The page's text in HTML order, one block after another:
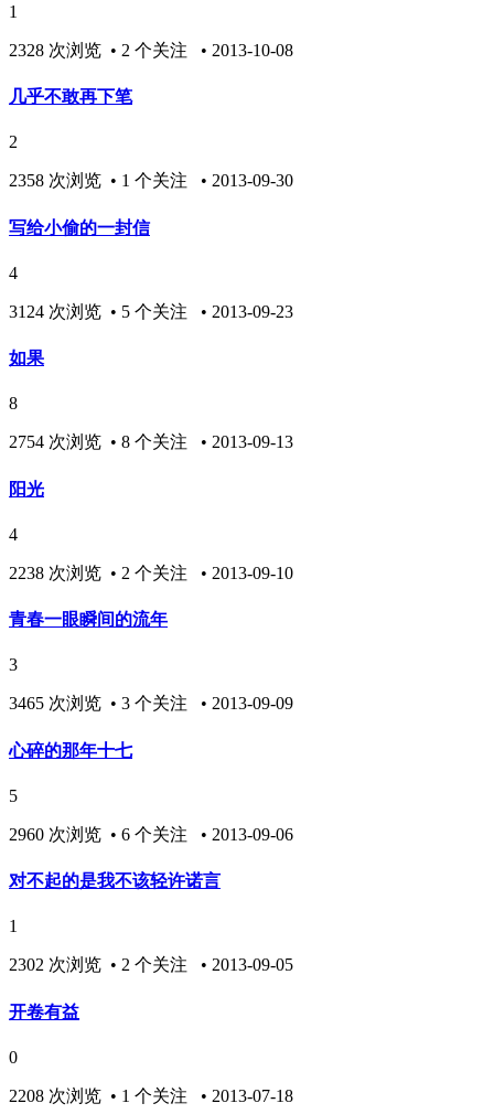
1
2328 次浏览 • 2 个关注 • 2013-10-08
几乎不敢再下笔
2
2358 次浏览 • 1 个关注 • 2013-09-30
写给小偷的一封信
4
3124 次浏览 • 5 个关注 • 2013-09-23
如果
8
2754 次浏览 • 8 个关注 • 2013-09-13
阳光
4
2238 次浏览 • 2 个关注 • 2013-09-10
青春一眼瞬间的流年
3
3465 次浏览 • 3 个关注 • 2013-09-09
心碎的那年十七
5
2960 次浏览 • 6 个关注 • 2013-09-06
对不起的是我不该轻许诺言
1
2302 次浏览 • 2 个关注 • 2013-09-05
开卷有益
0
2208 次浏览 • 1 个关注 • 2013-07-18